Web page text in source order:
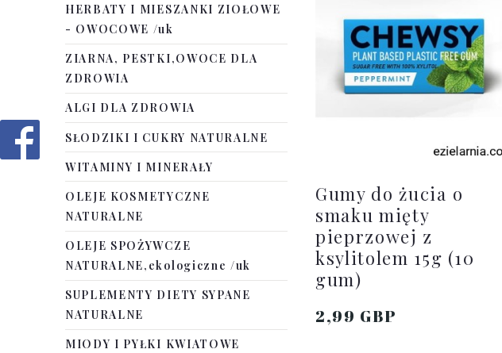
HERBATY I MIESZANKI ZIOŁOWE
- OWOCOWE /uk
ZIARNA, PESTKI,OWOCE DLA
ZDROWIA
ALGI DLA ZDROWIA
SŁODZIKI I CUKRY NATURALNE
WITAMINY I MINERAŁY
OLEJE KOSMETYCZNE
NATURALNE
OLEJE SPOŻYWCZE
NATURALNE,ekologiczne /uk
SUPLEMENTY DIETY SYPANE
NATURALNE
MIODY I PYŁKI KWIATOWE
Gumy do żucia o
smaku mięty
pieprzowej z
ksylitolem 15g (10
gum)
2,99 GBP